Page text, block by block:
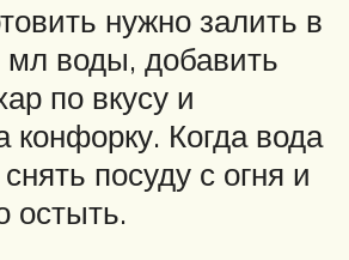
нужно залить в
мл воды, добавить
по вкусу и
конфорку. Когда вода
посуду с огня и
остыть.